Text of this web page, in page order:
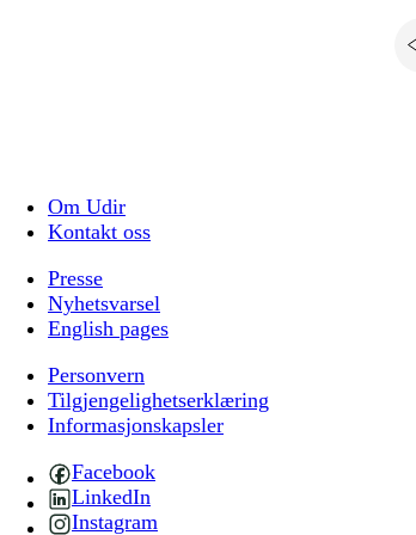
Om Udir
Kontakt oss
Presse
Nyhetsvarsel
English pages
Personvern
Tilgjengelighetserklæring
Informasjonskapsler
Facebook
LinkedIn
Instagram